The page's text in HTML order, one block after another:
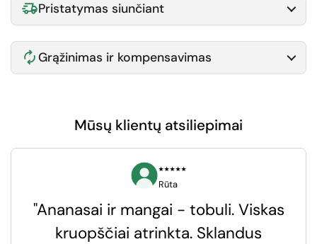
Pristatymas siunčiant
Grąžinimas ir kompensavimas
Mūsų klientų atsiliepimai
⭑⭑⭑⭑⭑
Rūta
"Ananasai ir mangai - tobuli. Viskas
kruopščiai atrinkta. Sklandus